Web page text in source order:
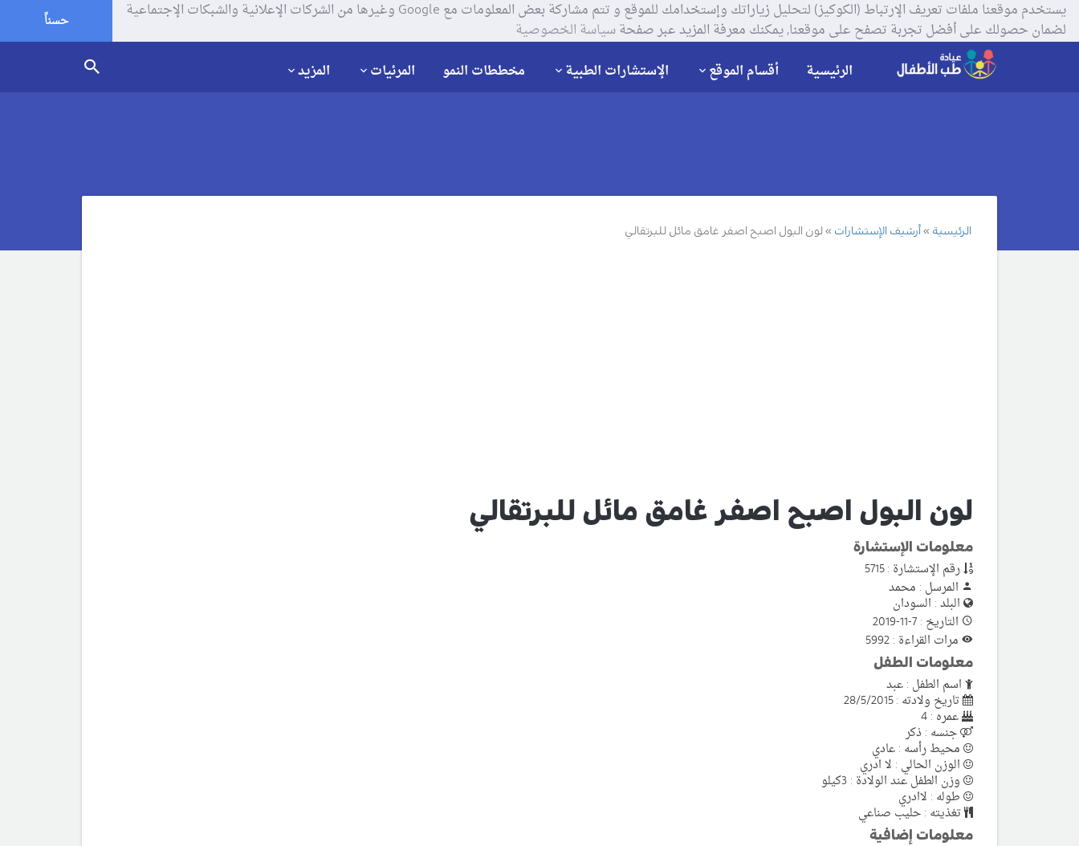
يستخدم موقعنا ملفات تعريف الإرتباط (الكوكيز) لتحليل زياراتك وإستخدامك للموقع و تتم مشاركة بعض المعلومات مع Google وغيرها من الشركات الإعلانية والشبكات الإجتماعية
لضمان حصولك على أفضل تجربة تصفح على موقعنا, يمكنك معرفة المزيد عبر صفحةسياسة الخصوصية حسناً
الرئيسية أقسام الموقع الإستشارات الطبية مخططات النمو المرئيات المزيد
الرئيسية أرشيف الإستشارات لون البول اصبح اصفر غامق مائل للبرتقالي
لون البول اصبح اصفر غامق مائل للبرتقالي
معلومات الإستشارة
رقم الإستشارة : 5715
المرسل : محمد
البلد : السودان
التاريخ : 7-11-2019
مرات القراءة : 5992
معلومات الطفل
اسم الطفل : عبد
تاريخ ولادته : 28/5/2015
عمره : 4
جنسه : ذكر
محيط رأسه : عادي
الوزن الحالي : لا ادري
وزن الطفل عند الولادة : 3كيلو
طوله : لاادري
تغذيته : حليب صناعي
معلومات إضافية